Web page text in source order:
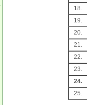
18.
19.
20.
21.
22.
23.
24.
25.